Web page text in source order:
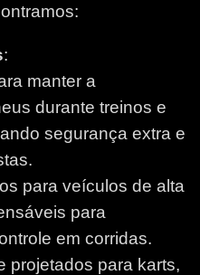
:
manter a
durante treinos e
segurança extra e
para veículos de alta
para
em corridas.
projetados para karts,